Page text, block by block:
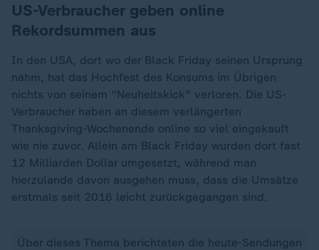
US-Verbraucher geben online
Rekordsummen aus
In den USA, dort wo der Black Friday seinen Ursprung
nahm, hat das Hochfest des Konsums im Übrigen
nichts von seinem "Neuheitskick" verloren. Die US-
Verbraucher haben an diesem verlängerten
Thanksgiving-Wochenende online so viel eingekauft
wie nie zuvor. Allein am Black Friday wurden dort fast
12 Milliarden Dollar umgesetzt, während man
hierzulande davon ausgehen muss, dass die Umsätze
erstmals seit 2016 leicht zurückgegangen sind.
Über dieses Thema berichteten die heute-Sendungen